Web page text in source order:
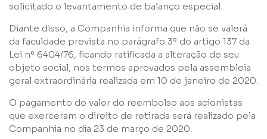
solicitado o levantamento de balanço especial.
Diante disso, a Companhia informa que não se valerá
da faculdade prevista no parágrafo 3º do artigo 137 da
Lei nº 6404/76, ficando ratificada a alteração de seu
objeto social, nos termos aprovados pela assembleia
geral extraordinária realizada em 10 de janeiro de 2020.
O pagamento do valor do reembolso aos acionistas
que exerceram o direito de retirada será realizado pela
Companhia no dia 23 de março de 2020.
Li e concordo com os Termos de UsoePolítica de